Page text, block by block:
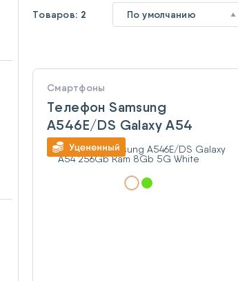
Товаров: 2 По умолчанию
Смартфоны
Телефон Samsung
A546E/DS Galaxy A54
256Gb Ram 8Gb 5G White